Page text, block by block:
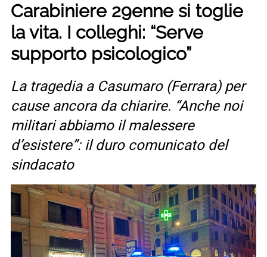
Carabiniere 29enne si toglie
la vita. I colleghi: “Serve
supporto psicologico”
La tragedia a Casumaro (Ferrara) per
cause ancora da chiarire. “Anche noi
militari abbiamo il malessere
d’esistere”: il duro comunicato del
sindacato